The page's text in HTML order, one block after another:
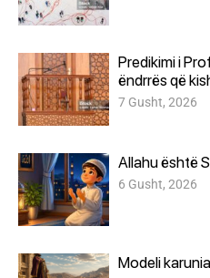
Predikimi i
ëndrrës që
7 Gusht, 2026
Allahu është
6 Gusht, 2026
Modeli